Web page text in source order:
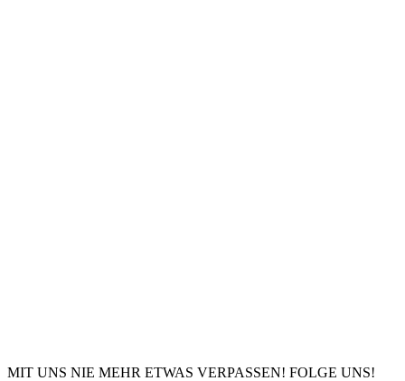
MIT UNS NIE MEHR ETWAS VERPASSEN! FOLGE UNS!